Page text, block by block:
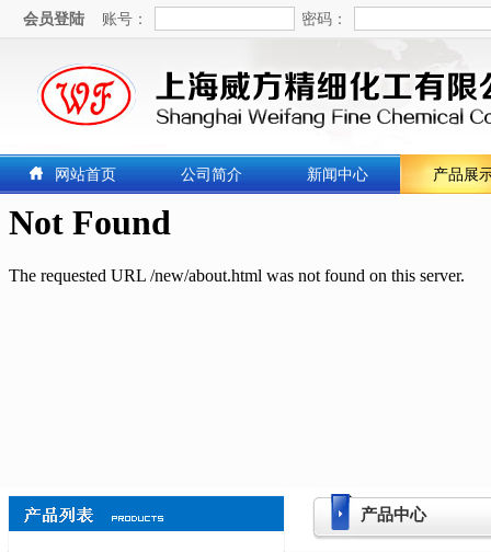
会员登陆 账号： 密码：
网站首页 公司简介 新闻中心 产品展
产品中心